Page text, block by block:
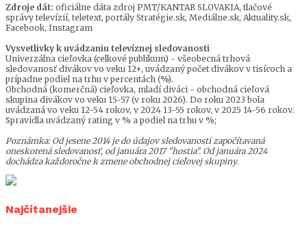
Zdroje dát: oficiálne dáta zdroj PMT/KANTAR SLOVAKIA, tlačové
správy televízií, teletext, portály Stratégie.sk, Mediálne.sk, Aktuality.sk,
Facebook, Instagram
Vysvetlivky k uvádzaniu televíznej sledovanosti
Univerzálna cieľovka (celkové publikum) - všeobecná trhová
sledovanosť divákov vo veku 12+, uvádzaný počet divákov v tisícoch a
prípadne podiel na trhu v percentách (%).
Obchodná (komerčná) cieľovka, mladí diváci - obchodná cieľová
skupina divákov vo veku 15-57 (v roku 2026). Do roku 2023 bola
uvádzaná vo veku 12-54 rokov, v 2024 13-55 rokov, v 2025 14-56 rokov.
Spravidla uvádzaný rating v % a podiel na trhu v %;
Poznámka: Od jesene 2014 je do údajov sledovanosti započítavaná
oneskorená sledovanosť, od januára 2017 "hostia". Od januára 2024
dochádza každoročne k zmene obchodnej cieľovej skupiny.
Najčítanejšie